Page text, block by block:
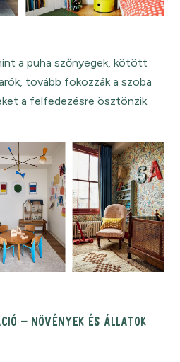
a puha szőnyegek, kötött
tovább fokozzák a szoba
a felfedezésre ösztönzik.
– NÖVÉNYEK ÉS ÁLLATOK